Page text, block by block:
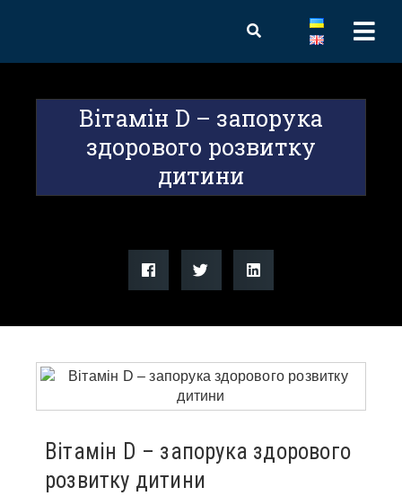
Вітамін D – запорука
здорового розвитку
дитини
Вітамін D – запорука здорового
розвитку дитини